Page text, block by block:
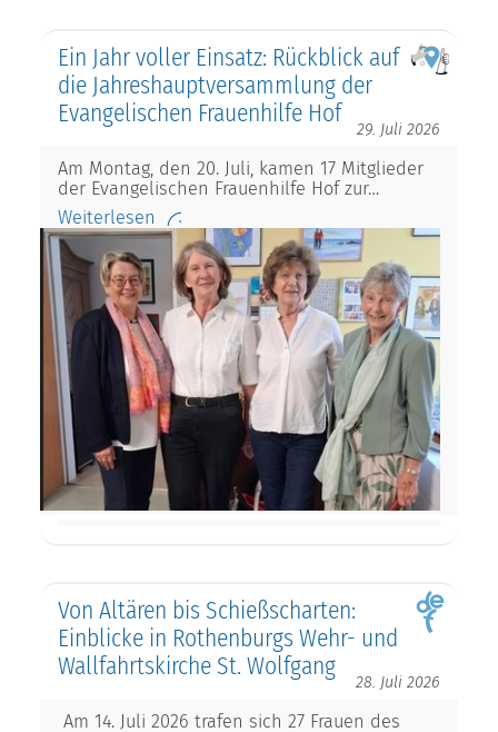
Ein Jahr voller Einsatz: Rückblick auf
die Jahreshauptversammlung der
Evangelischen Frauenhilfe Hof
29. Juli 2026
Am Montag, den 20. Juli, kamen 17 Mitglieder
der Evangelischen Frauenhilfe Hof zur…
Weiterlesen
Von Altären bis Schießscharten:
Einblicke in Rothenburgs Wehr- und
Wallfahrtskirche St. Wolfgang
28. Juli 2026
Am 14. Juli 2026 trafen sich 27 Frauen des